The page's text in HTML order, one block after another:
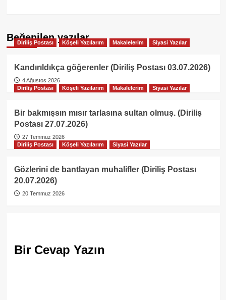
Beğenilen yazılar
Diriliş Postası Köşeli Yazılarım Makalelerim Siyasi Yazılar
Kandırıldıkça göğerenler (Diriliş Postası 03.07.2026)
4 Ağustos 2026
Diriliş Postası
Köşeli Yazılarım Makalelerim Siyasi Yazılar
Bir bakmışsın mısır tarlasına sultan olmuş. (Diriliş
Postası 27.07.2026)
27 Temmuz 2026
Diriliş Postası
Köşeli Yazılarım Siyasi Yazılar
Gözlerini de bantlayan muhalifler (Diriliş Postası
20.07.2026)
20 Temmuz 2026
Bir Cevap Yazın